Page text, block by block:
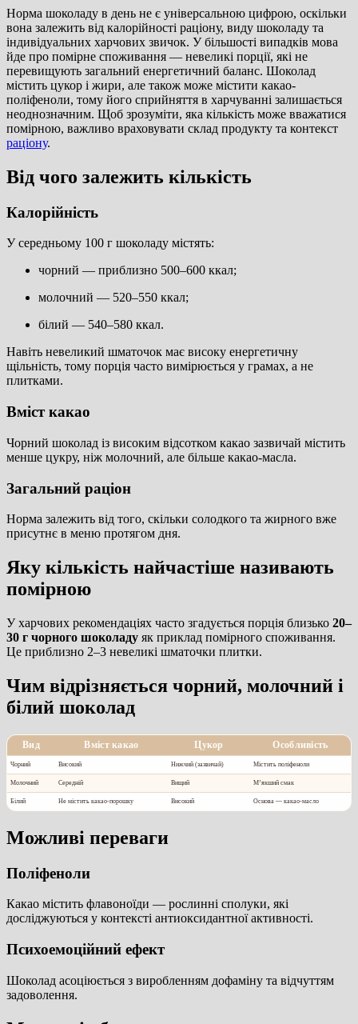
Норма шоколаду в день не є універсальною цифрою, оскільки
вона залежить від калорійності раціону, виду шоколаду та
індивідуальних харчових звичок. У більшості випадків мова
йде про помірне споживання — невеликі порції, які не
перевищують загальний енергетичний баланс. Шоколад
містить цукор і жири, але також може містити какао-
поліфеноли, тому його сприйняття в харчуванні залишається
неоднозначним. Щоб зрозуміти, яка кількість може вважатися
помірною, важливо враховувати склад продукту та контекст
раціону.
Від чого залежить кількість
Калорійність
У середньому 100 г шоколаду містять:
чорний — приблизно 500–600 ккал;
молочний — 520–550 ккал;
білий — 540–580 ккал.
Навіть невеликий шматочок має високу енергетичну
щільність, тому порція часто вимірюється у грамах, а не
плитками.
Вміст какао
Чорний шоколад із високим відсотком какао зазвичай містить
менше цукру, ніж молочний, але більше какао-масла.
Загальний раціон
Норма залежить від того, скільки солодкого та жирного вже
присутнє в меню протягом дня.
Яку кількість найчастіше називають
помірною
У харчових рекомендаціях часто згадується порція близько 20–
30 г чорного шоколаду як приклад помірного споживання.
Це приблизно 2–3 невеликі шматочки плитки.
Чим відрізняється чорний, молочний і
білий шоколад
Вид Вміст какао Цукор Особливість
Чорний Високий Нижчий (зазвичай) Містить поліфеноли
Молочний Середній Вищий М’якший смак
Білий Не містить какао-порошку Високий Основа — какао-масло
Можливі переваги
Поліфеноли
Какао містить флавоноїди — рослинні сполуки, які
досліджуються у контексті антиоксидантної активності.
Психоемоційний ефект
Шоколад асоціюється з виробленням дофаміну та відчуттям
задоволення.